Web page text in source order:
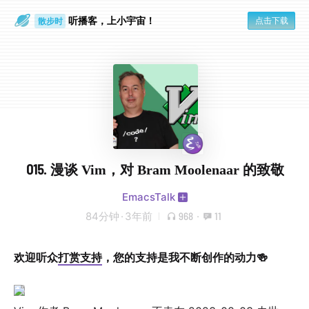
散步时 听播客，上小宇宙！ 点击下载
015. 漫谈 Vim，对 Bram Moolenaar 的致敬
EmacsTalk
84分钟 · 3年前 968 · 11
欢迎听众打赏支持，您的支持是我不断创作的动力🍻